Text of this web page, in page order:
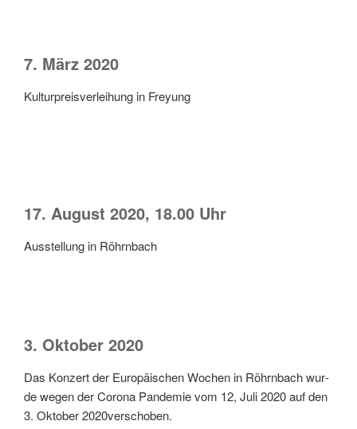
7. März 2020
Kul­tur­preis­ver­lei­hung in Freyung
17. August 2020, 18.00 Uhr
Aus­stel­lung in Röhrnbach
3. Oktober 2020
Das Kon­zert der Euro­päi­schen Wochen in Röhrn­bach wur­
de wegen der Coro­na Pan­de­mie vom 12, Juli 2020 auf den
3. Okto­ber 2020verschoben.